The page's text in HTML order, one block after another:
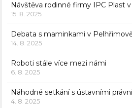
Návštěva rodinné firmy IPC Plast
15. 8. 2025
Debata s maminkami v
14. 8. 2025
Roboti stále více mezi námi
6. 8. 2025
Náhodné setkání s ústavními
4. 8. 2025